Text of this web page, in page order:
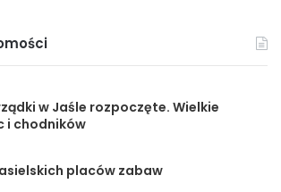
w Jaśle rozpoczęte. Wielkie
i chodników
placów zabaw